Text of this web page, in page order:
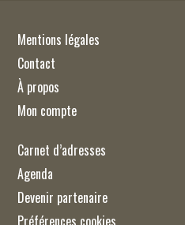
Mentions légales
Contact
À propos
Mon compte
Carnet d’adresses
Agenda
Devenir partenaire
Préférences cookies